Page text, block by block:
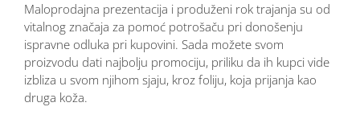
Maloprodajna prezentacija i produženi rok trajanja su od
vitalnog značaja za pomoć potrošaču pri donošenju
ispravne odluka pri kupovini. Sada možete svom
proizvodu dati najbolju promociju, priliku da ih kupci vide
izbliza u svom njihom sjaju, kroz foliju, koja prijanja kao
druga koža.